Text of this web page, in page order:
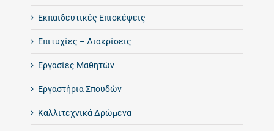
Εκπαιδευτικές Επισκέψεις
Επιτυχίες – Διακρίσεις
Εργασίες Μαθητών
Εργαστήρια Σπουδών
Καλλιτεχνικά Δρώμενα